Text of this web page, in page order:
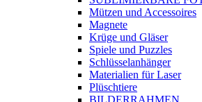
Mützen und Accessoires
Magnete
Krüge und Gläser
Spiele und Puzzles
Schlüsselanhänger
Materialien für Laser
Plüschtiere